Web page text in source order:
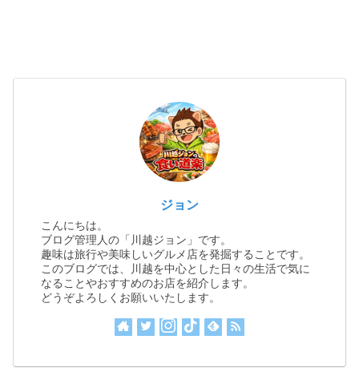
ジョン
こんにちは。
ブログ管理人の「川越ジョン」です。
趣味は旅行や美味しいグルメ店を発掘することです。
このブログでは、川越を中心とした日々の生活で気に
なることやおすすめのお店を紹介します。
どうぞよろしくお願いいたします。